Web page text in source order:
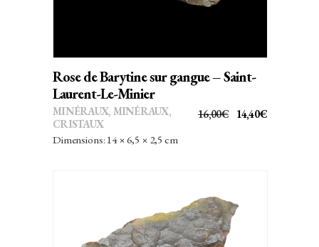
Rose de Barytine sur gangue – Saint-
Laurent-Le-Minier
16,00€
LE
14,40€LE
MINÉRAUX, MINÉRAUX,
CRISTAUX
Dimensions: 14 × 6,5 × 2,5 cm